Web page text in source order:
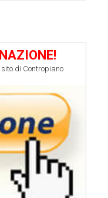
sito di Contropiano